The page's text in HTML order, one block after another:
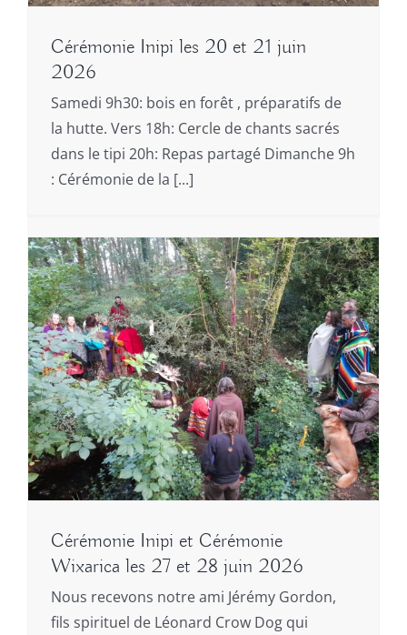
Cérémonie Inipi les 20 et 21 juin
2026
Samedi 9h30: bois en forêt , préparatifs de
la hutte. Vers 18h: Cercle de chants sacrés
dans le tipi 20h: Repas partagé Dimanche 9h
: Cérémonie de la [...]
Cérémonie Inipi et Cérémonie
Wixarica les 27 et 28 juin 2026
Nous recevons notre ami Jérémy Gordon,
fils spirituel de Léonard Crow Dog qui